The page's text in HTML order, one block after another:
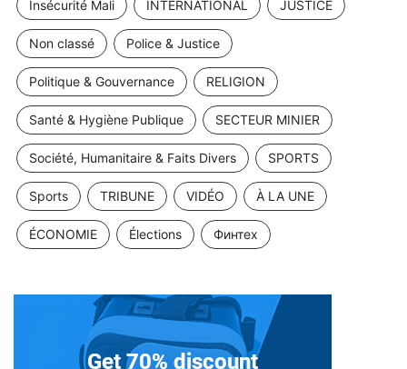
Insécurité Mali INTERNATIONAL JUSTICE
Non classé Police & Justice
Politique & Gouvernance RELIGION
Santé & Hygiène Publique SECTEUR MINIER
Société, Humanitaire & Faits Divers SPORTS
Sports TRIBUNE VIDÉO À LA UNE
ÉCONOMIE Élections Финтех